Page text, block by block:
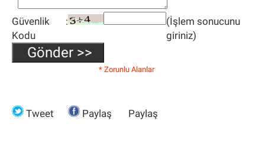
Güvenlik
Kodu
:
(İşlem sonucunu
giriniz)
* Zorunlu Alanlar
Tweet Paylaş Paylaş